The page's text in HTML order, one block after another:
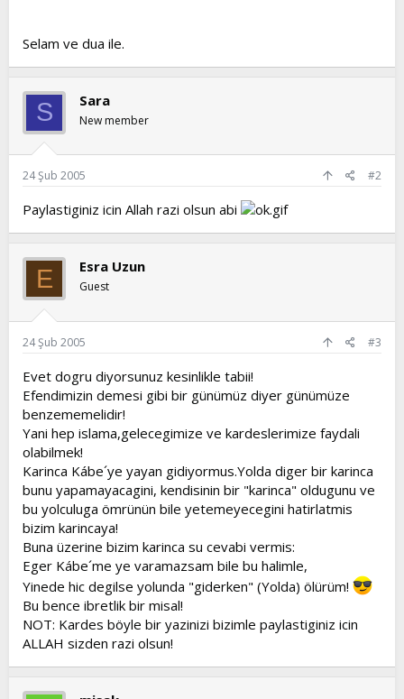
Selam ve dua ile.
S Sara
New member
24 Şub 2005 #2
Paylastiginiz icin Allah razi olsun abi
E Esra Uzun
Guest
24 Şub 2005 #3
Evet dogru diyorsunuz kesinlikle tabii!
Efendimizin demesi gibi bir günümüz diyer günümüze
benzememelidir!
Yani hep islama,gelecegimize ve kardeslerimize faydali
olabilmek!
Karinca Kábe´ye yayan gidiyormus.Yolda diger bir karinca
bunu yapamayacagini, kendisinin bir "karinca" oldugunu ve
bu yolculuga ömrünün bile yetemeyecegini hatirlatmis
bizim karincaya!
Buna üzerine bizim karinca su cevabi vermis:
Eger Kábe´me ye varamazsam bile bu halimle,
Yinede hic degilse yolunda "giderken" (Yolda) ölürüm!
Bu bence ibretlik bir misal!
NOT: Kardes böyle bir yazinizi bizimle paylastiginiz icin
ALLAH sizden razi olsun!